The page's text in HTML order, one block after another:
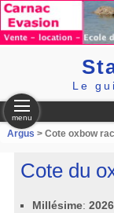
Le
menu
Argus > Cote oxbow
Cote du
Millésime:2026